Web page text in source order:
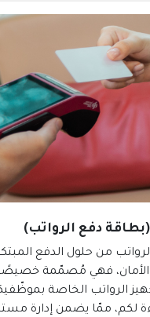
دفع الرواتب)
من حلول الدفع
فهي مُصمّمة خصيصًا
الرواتب الخاصة
لكم، ممّا يضمن إدارة